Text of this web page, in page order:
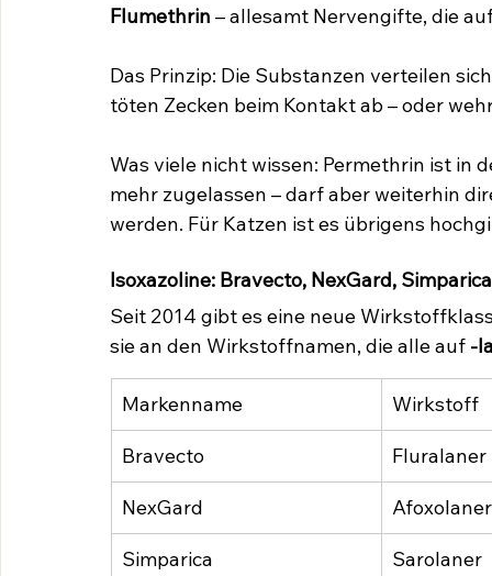
Flumethrin – allesamt Nervengifte, die
Das Prinzip: Die Substanzen verteilen
töten Zecken beim Kontakt ab – oder
Was viele nicht wissen: Permethrin ist
mehr zugelassen – darf aber weiterhin
werden. Für Katzen ist es übrigens
Isoxazoline: Bravecto, NexGard,
Seit 2014 gibt es eine neue
sie an den Wirkstoffnamen, die alle auf -
Markenname Wirkstoff
Bravecto Fluralaner
NexGard Afoxolaner
Simparica Sarolaner